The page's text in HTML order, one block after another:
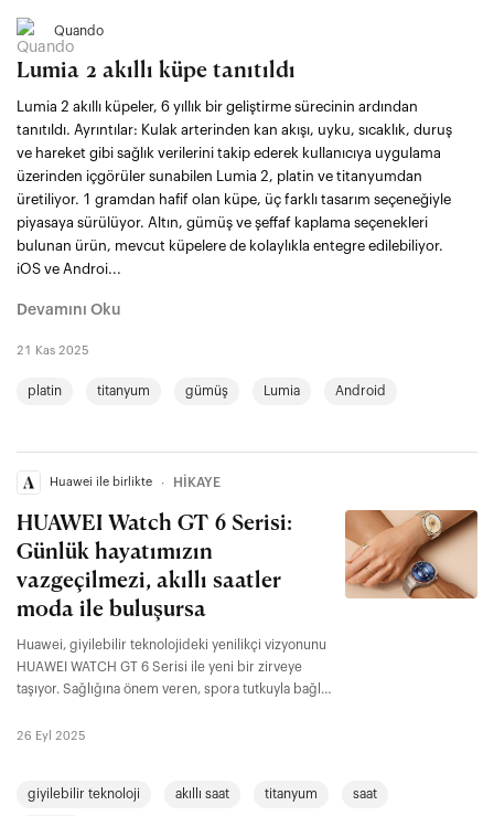
Quando
Lumia 2 akıllı küpe tanıtıldı
Lumia 2 akıllı küpeler, 6 yıllık bir geliştirme sürecinin ardından
tanıtıldı. Ayrıntılar: Kulak arterinden kan akışı, uyku, sıcaklık, duruş
ve hareket gibi sağlık verilerini takip ederek kullanıcıya uygulama
üzerinden içgörüler sunabilen Lumia 2, platin ve titanyumdan
üretiliyor. 1 gramdan hafif olan küpe, üç farklı tasarım seçeneğiyle
piyasaya sürülüyor. Altın, gümüş ve şeffaf kaplama seçenekleri
bulunan ürün, mevcut küpelere de kolaylıkla entegre edilebiliyor.
iOS ve Androi...
Devamını Oku
21 Kas 2025
platin titanyum gümüş Lumia Android
Huawei ile birlikte ∙ HİKAYE
HUAWEI Watch GT 6 Serisi:
Günlük hayatımızın
vazgeçilmezi, akıllı saatler
moda ile buluşursa
Huawei, giyilebilir teknolojideki yenilikçi vizyonunu
HUAWEI WATCH GT 6 Serisi ile yeni bir zirveye
taşıyor. Sağlığına önem veren, spora tutkuyla bağlı,
herkes için HUAWEI WATCH GT 6, sadece bir akıllı
26 Eyl 2025
giyilebilir teknoloji akıllı saat titanyum saat